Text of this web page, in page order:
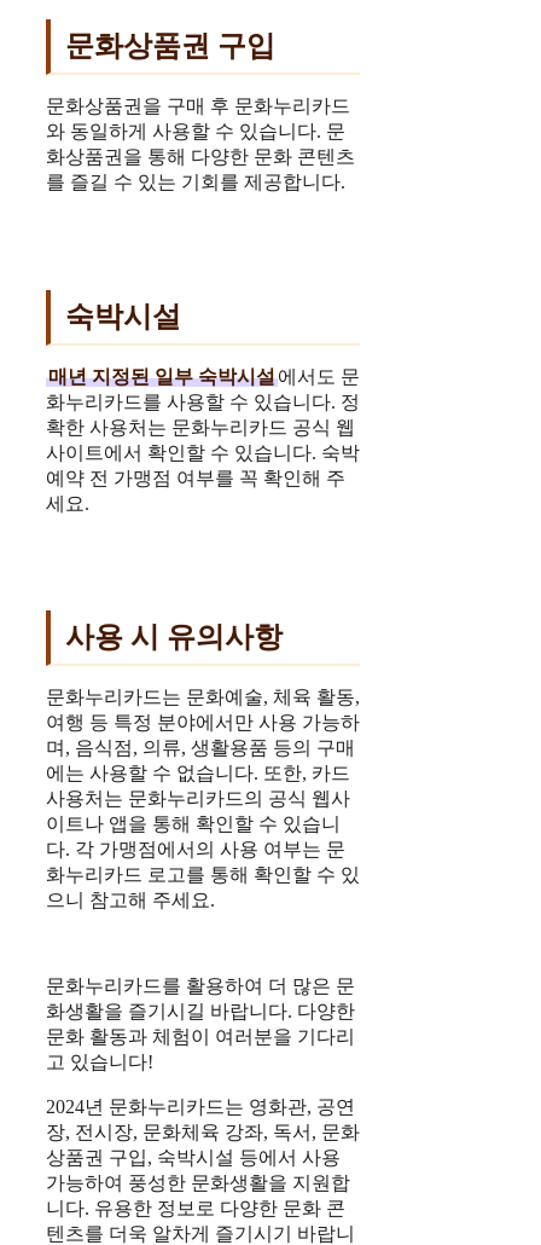
문화상품권 구입
문화상품권을 구매 후 문화누리카드
와 동일하게 사용할 수 있습니다. 문
화상품권을 통해 다양한 문화 콘텐츠
를 즐길 수 있는 기회를 제공합니다.
숙박시설
매년 지정된 일부 숙박시설에서도 문
화누리카드를 사용할 수 있습니다. 정
확한 사용처는 문화누리카드 공식 웹
사이트에서 확인할 수 있습니다. 숙박
예약 전 가맹점 여부를 꼭 확인해 주
세요.
사용 시 유의사항
문화누리카드는 문화예술, 체육 활동,
여행 등 특정 분야에서만 사용 가능하
며, 음식점, 의류, 생활용품 등의 구매
에는 사용할 수 없습니다. 또한, 카드
사용처는 문화누리카드의 공식 웹사
이트나 앱을 통해 확인할 수 있습니
다. 각 가맹점에서의 사용 여부는 문
화누리카드 로고를 통해 확인할 수 있
으니 참고해 주세요.
문화누리카드를 활용하여 더 많은 문
화생활을 즐기시길 바랍니다. 다양한
문화 활동과 체험이 여러분을 기다리
고 있습니다!
2024년 문화누리카드는 영화관, 공연
장, 전시장, 문화체육 강좌, 독서, 문화
상품권 구입, 숙박시설 등에서 사용
가능하여 풍성한 문화생활을 지원합
니다. 유용한 정보로 다양한 문화 콘
텐츠를 더욱 알차게 즐기시기 바랍니